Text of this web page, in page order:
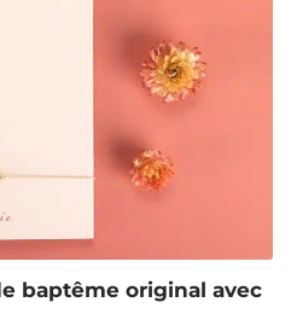
baptême original avec